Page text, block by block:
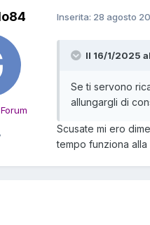
Inserita: 28 agosto
Il 16/1/2025
Se ti servono
allungargli di
Scusate mi ero
tempo funziona